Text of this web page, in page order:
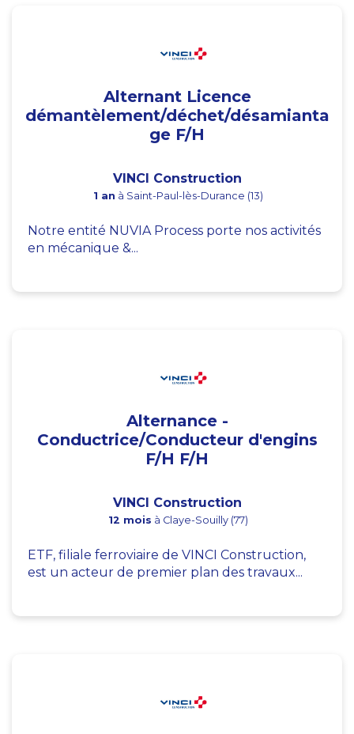
Alternant Licence
démantèlement/déchet/désamianta
ge F/H
VINCI Construction
1 an à Saint-Paul-lès-Durance (13)
Notre entité NUVIA Process porte nos activités
en mécanique &...
Alternance -
Conductrice/Conducteur d'engins
F/H F/H
VINCI Construction
12 mois à Claye-Souilly (77)
ETF, filiale ferroviaire de VINCI Construction,
est un acteur de premier plan des travaux...